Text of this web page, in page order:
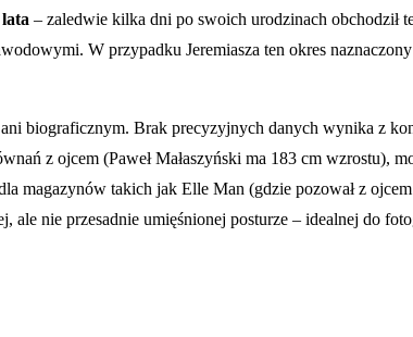
– zaledwie kilka dni po swoich urodzinach obchodził
W przypadku Jeremiasza ten okres
biograficznym. Brak precyzyjnych danych wynika z
z ojcem (Paweł Małaszyński ma 183 cm wzrostu),
magazynów takich jak Elle Man (gdzie pozował z
ale nie przesadnie umięśnionej posturze – idealnej do